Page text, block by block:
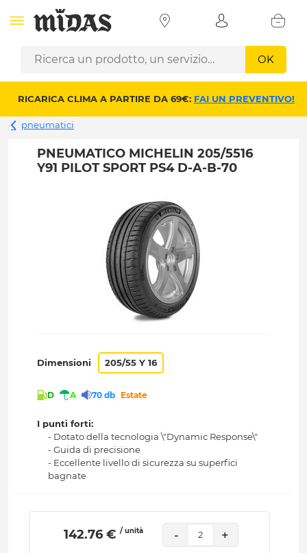
OK
RICARICA CLIMA A PARTIRE DA 69€: FAI UN PREVENTIVO!
pneumatici
PNEUMATICO MICHELIN 205/5516
Y91 PILOT SPORT PS4 D-A-B-70
Dimensioni 205/55 Y 16
D A 70 db Estate
I punti forti:
- Dotato della tecnologia \"Dynamic Response\"
- Guida di precisione
- Eccellente livello di sicurezza su superfici
bagnate
142.76 € / unità - 2 +